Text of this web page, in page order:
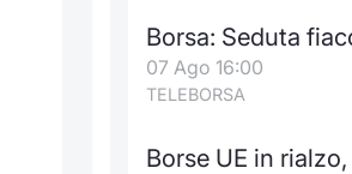
Borsa: Seduta
07 Ago 16:00
TELEBORSA
Borse UE in